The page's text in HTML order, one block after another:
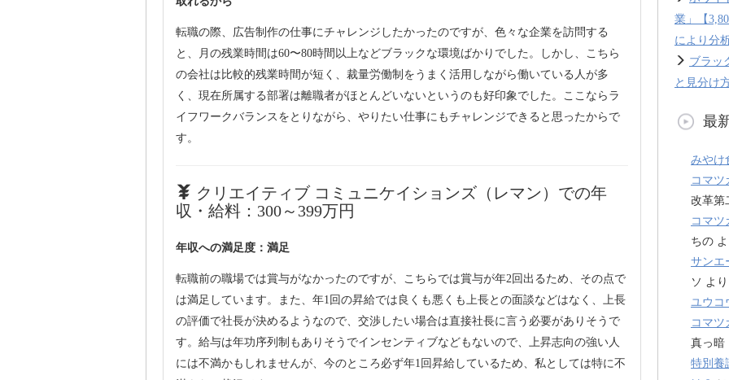
転職の際、広告制作の仕事にチャレンジしたかったのですが、色々な企業を訪問する
と、月の残業時間は60〜80時間以上などブラックな環境ばかりでした。しかし、こちら
の会社は比較的残業時間が短く、裁量労働制をうまく活用しながら働いている人が多
く、現在所属する部署は離職者がほとんどいないというのも好印象でした。ここならラ
イフワークバランスをとりながら、やりたい仕事にもチャレンジできると思ったからで
す。
クリエイティブ コミュニケイションズ（レマン）での年
収・給料：300～399万円
年収への満足度：満足
転職前の職場では賞与がなかったのですが、こちらでは賞与が年2回出るため、その点で
は満足しています。また、年1回の昇給では良くも悪くも上長との面談などはなく、上長
の評価で社長が決めるようなので、交渉したい場合は直接社長に言う必要がありそうで
す。給与は年功序列制もありそうでインセンティブなどもないので、上昇志向の強い人
には不満かもしれませんが、今のところ必ず年1回昇給しているため、私としては特に不
業」【
により分
ブラッ
と見分け
最
みやけ
コマツ
改革第
コマツ
ちの
サンエ
ソ より
ユウコ
コマツ
真っ暗
特別養